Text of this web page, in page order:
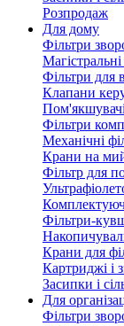
Розпродаж
Для дому
Фільтри
Фільтри для
Клапани
Фільтри
Механічні
Крани на
Фільтр для
Фільтри-
Крани для
Картриджі і
Засипки і
Для
Фільтри